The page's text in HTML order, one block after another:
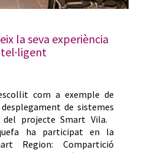
la seva experiència
com a exemple de
de sistemes
del projecte Smart Vila.
ha participat en la
Region: Compartició